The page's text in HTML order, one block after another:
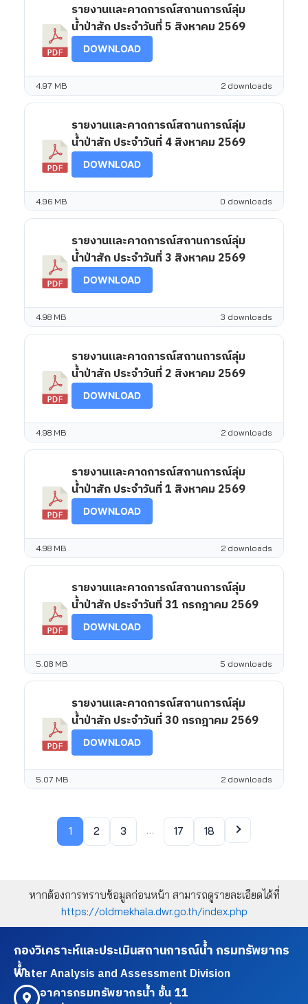
รายงานและคาดการณ์สถานการณ์ลุ่ม
น้ำป่าสัก ประจำวันที่ 5 สิงหาคม 2569
DOWNLOAD
2 downloads
4.97 MB
รายงานและคาดการณ์สถานการณ์ลุ่ม
น้ำป่าสัก ประจำวันที่ 4 สิงหาคม 2569
DOWNLOAD
0 downloads
4.96 MB
รายงานและคาดการณ์สถานการณ์ลุ่ม
น้ำป่าสัก ประจำวันที่ 3 สิงหาคม 2569
DOWNLOAD
3 downloads
4.98 MB
รายงานและคาดการณ์สถานการณ์ลุ่ม
น้ำป่าสัก ประจำวันที่ 2 สิงหาคม 2569
DOWNLOAD
2 downloads
4.98 MB
รายงานและคาดการณ์สถานการณ์ลุ่ม
น้ำป่าสัก ประจำวันที่ 1 สิงหาคม 2569
DOWNLOAD
2 downloads
4.98 MB
รายงานและคาดการณ์สถานการณ์ลุ่ม
น้ำป่าสัก ประจำวันที่ 31 กรกฎาคม 2569
DOWNLOAD
5 downloads
5.08 MB
รายงานและคาดการณ์สถานการณ์ลุ่ม
น้ำป่าสัก ประจำวันที่ 30 กรกฎาคม 2569
DOWNLOAD
2 downloads
5.07 MB
1 2 3 … 17 18
หากต้องการทราบข้อมูลก่อนหน้า สามารถดูรายละเอียดได้ที่
https://oldmekhala.dwr.go.th/index.php
กองวิเคราะห์และประเมินสถานการณ์น้ำ กรมทรัพยากร
น้ำ
Water Analysis and Assessment Division
อาคารกรมทรัพยากรน้ำ ชั้น 11